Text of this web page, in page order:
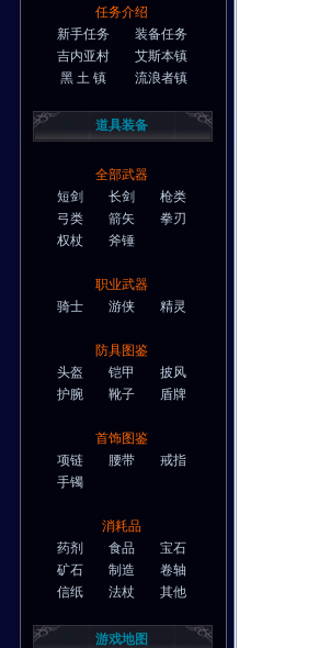
任务介绍
新手任务
装备任务
吉内亚村
艾斯本镇
黑 土 镇
流浪者镇
道具装备
全部武器
短剑
长剑
枪类
弓类
箭矢
拳刃
权杖
斧锤
职业武器
骑士
游侠 精灵
防具图鉴
头盔
铠甲
披风
护腕
靴子 盾牌
首饰图鉴
项链
腰带
戒指
手镯
消耗品
药剂
食品
宝石
矿石
制造
卷轴
信纸
法杖 其他
游戏地图